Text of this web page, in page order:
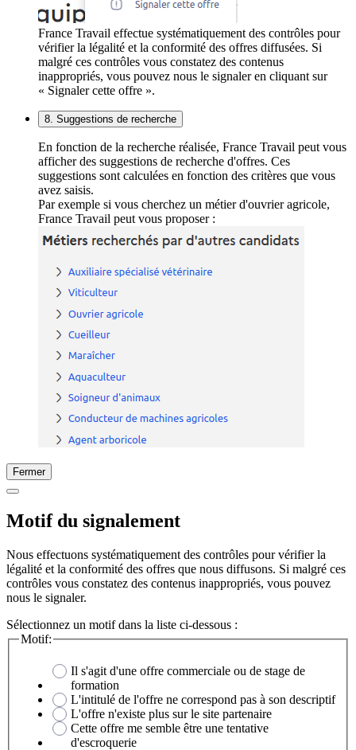
France Travail effectue systématiquement des contrôles pour
vérifier la légalité et la conformité des offres diffusées. Si
malgré ces contrôles vous constatez des contenus
inappropriés, vous pouvez nous le signaler en cliquant sur
« Signaler cette offre ».
8. Suggestions de recherche
En fonction de la recherche réalisée, France Travail peut vous
afficher des suggestions de recherche d'offres. Ces
suggestions sont calculées en fonction des critères que vous
avez saisis.
Par exemple si vous cherchez un métier d'ouvrier agricole,
France Travail peut vous proposer :
Fermer
Motif du signalement
Nous effectuons systématiquement des contrôles pour vérifier la
légalité et la conformité des offres que nous diffusons. Si malgré ces
contrôles vous constatez des contenus inappropriés, vous pouvez
nous le signaler.
Sélectionnez un motif dans la liste ci-dessous :
Motif:
Il s'agit d'une offre commerciale ou de stage de
formation
L'intitulé de l'offre ne correspond pas à son descriptif
L'offre n'existe plus sur le site partenaire
Cette offre me semble être une tentative
d'escroquerie